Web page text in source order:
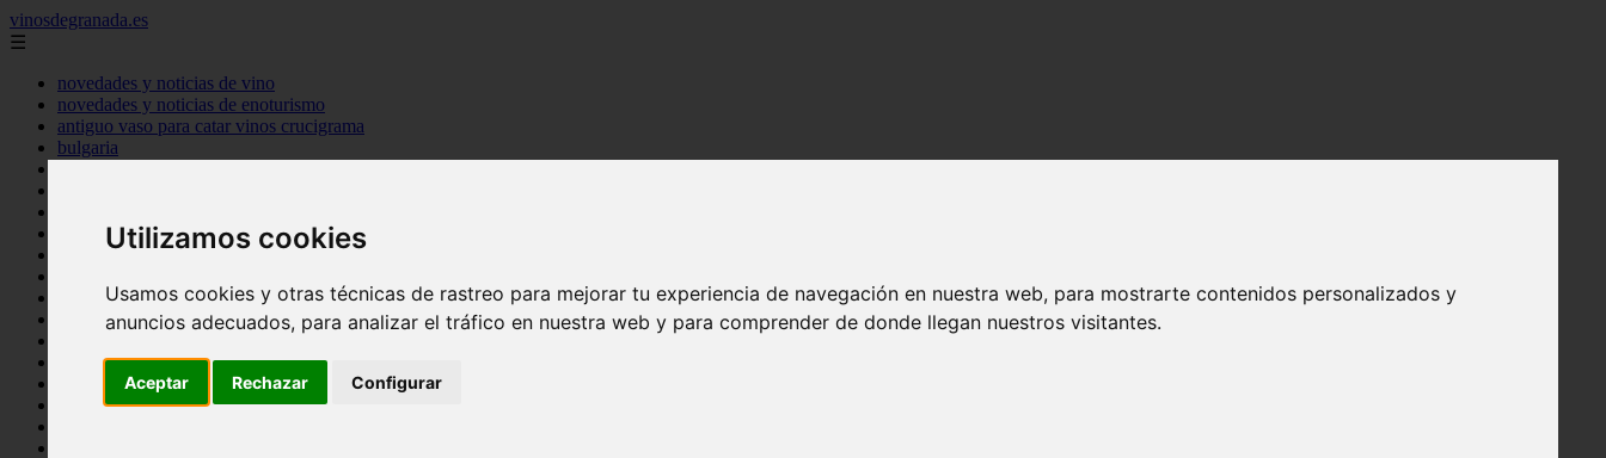
Utilizamos cookies
Usamos cookies y otras técnicas de rastreo para mejorar tu experiencia de navegación en nuestra web, para mostrarte contenidos personalizados y
anuncios adecuados, para analizar el tráfico en nuestra web y para comprender de donde llegan nuestros visitantes.
Aceptar Rechazar Configurar
vinosdegranada.es
☰
novedades y noticias de vino
novedades y noticias de enoturismo
antiguo vaso para catar vinos crucigrama
bulgaria
Córdoba - córdoba
Barcelona - barcelona
Ciudad-real - montiel
Santa-cruz-de-tenerife - guía-de-isora
La-rioja - casalarreina
Almería - roquetas-de-mar
Madrid - pozuelo-de-alarcón